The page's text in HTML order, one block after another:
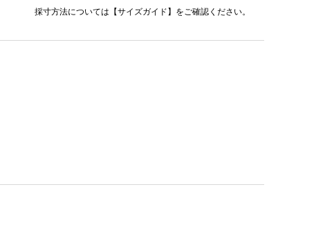
採寸方法については 【サイズガイド】 をご確認ください。